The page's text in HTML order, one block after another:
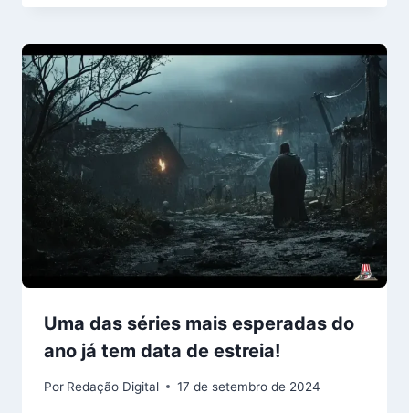
Uma das séries mais esperadas do
ano já tem data de estreia!
Por Redação Digital 17 de setembro de 2024